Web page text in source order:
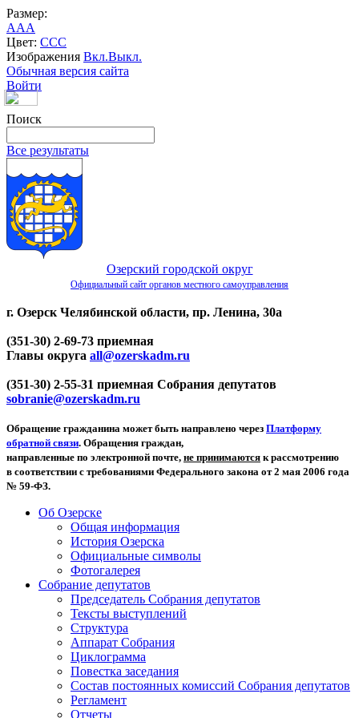
Размер:
AAA
Цвет: CCC
Изображения Вкл.Выкл.
Обычная версия сайта
Войти
Поиск
Все результаты
Озерский городской округ
Официальный сайт органов местного самоуправления
г. Озерск Челябинской области, пр. Ленина, 30а
(351-30) 2-69-73 приемная
Главы округа all@ozerskadm.ru
(351-30) 2-55-31 приемная Собрания депутатов
sobranie@ozerskadm.ru
Обращение гражданина может быть направлено через Платформу
обратной связи. Обращения граждан,
направленные по электронной почте, не принимаются к рассмотрению
в соответствии с требованиями Федерального закона от 2 мая 2006 года
№ 59-ФЗ.
Об Озерске
Общая информация
История Озерска
Официальные символы
Фотогалерея
Собрание депутатов
Председатель Собрания депутатов
Тексты выступлений
Структура
Аппарат Собрания
Циклограмма
Повестка заседания
Состав постоянных комиссий Собрания депутатов
Регламент
Отчеты